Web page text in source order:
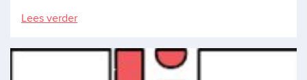
Lees verder